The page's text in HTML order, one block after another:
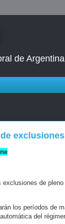
de Argentina
de
los períodos de
del